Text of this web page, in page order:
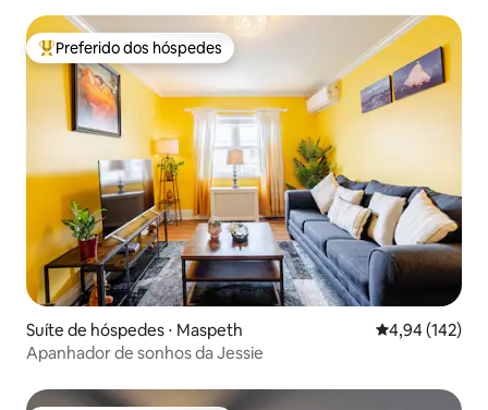
Entre os melhores preferidos dos hóspedes
Preferido dos hóspedes
Suíte de hóspedes ⋅ Maspeth 4,94 de uma
4,94 (142)
Apanhador de sonhos da Jessie